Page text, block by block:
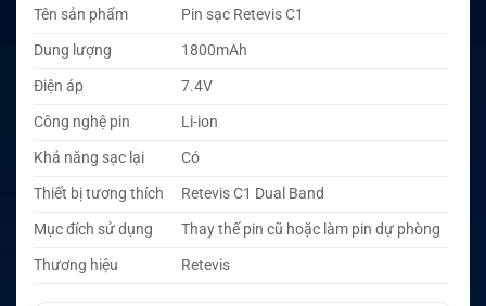
Tên sản phẩm
Pin sạc Retevis C1
Dung lượng
1800mAh
Điện áp
7.4V
Công nghệ pin
Li-ion
Khả năng sạc lại
Có
Thiết bị tương thích
Retevis C1 Dual Band
Mục đích sử dụng
Thay thế pin cũ hoặc làm pin dự phòng
Thương hiệu
Retevis